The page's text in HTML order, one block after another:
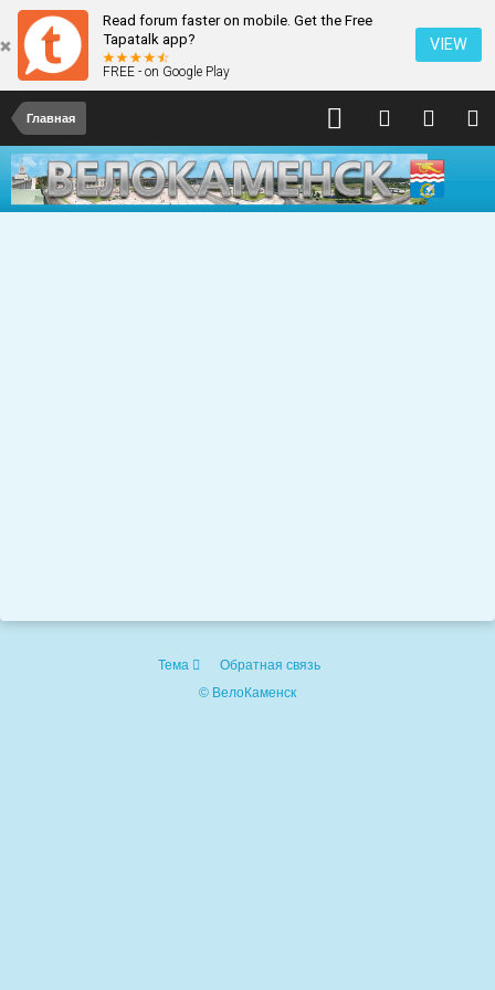
Read forum faster on mobile. Get the Free
Tapatalk app?
FREE - on Google Play
VIEW
Главная
Тема
Обратная связь
© ВелоКаменск